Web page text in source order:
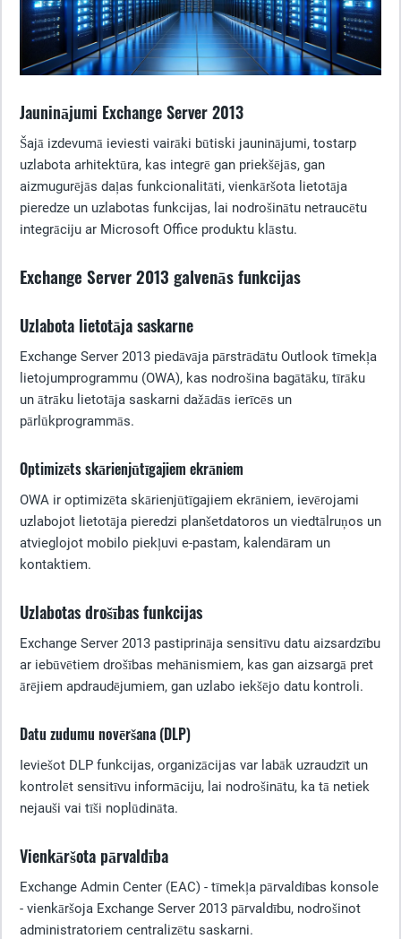
Jauninājumi Exchange Server 2013
Šajā izdevumā ieviesti vairāki būtiski jauninājumi, tostarp
uzlabota arhitektūra, kas integrē gan priekšējās, gan
aizmugurējās daļas funkcionalitāti, vienkāršota lietotāja
pieredze un uzlabotas funkcijas, lai nodrošinātu netraucētu
integrāciju ar Microsoft Office produktu klāstu.
Exchange Server 2013 galvenās funkcijas
Uzlabota lietotāja saskarne
Exchange Server 2013 piedāvāja pārstrādātu Outlook tīmekļa
lietojumprogrammu (OWA), kas nodrošina bagātāku, tīrāku
un ātrāku lietotāja saskarni dažādās ierīcēs un
pārlūkprogrammās.
Optimizēts skārienjūtīgajiem ekrāniem
OWA ir optimizēta skārienjūtīgajiem ekrāniem, ievērojami
uzlabojot lietotāja pieredzi planšetdatoros un viedtālruņos un
atvieglojot mobilo piekļuvi e-pastam, kalendāram un
kontaktiem.
Uzlabotas drošības funkcijas
Exchange Server 2013 pastiprināja sensitīvu datu aizsardzību
ar iebūvētiem drošības mehānismiem, kas gan aizsargā pret
ārējiem apdraudējumiem, gan uzlabo iekšējo datu kontroli.
Datu zudumu novēršana (DLP)
Ieviešot DLP funkcijas, organizācijas var labāk uzraudzīt un
kontrolēt sensitīvu informāciju, lai nodrošinātu, ka tā netiek
nejauši vai tīši noplūdināta.
Vienkāršota pārvaldība
Exchange Admin Center (EAC) - tīmekļa pārvaldības konsole
- vienkāršoja Exchange Server 2013 pārvaldību, nodrošinot
administratoriem centralizētu saskarni.